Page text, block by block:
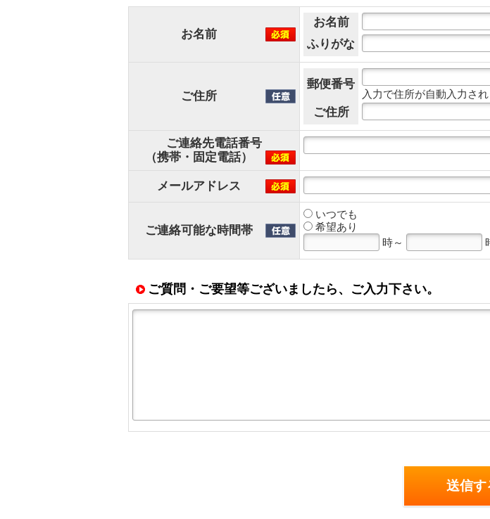
お名前
お名前
ふりがな
ご住所
郵便番号
入力で住所が自動入力さ
ご住所
ご連絡先電話番号
（携帯・固定電話）
メールアドレス
ご連絡可能な時間帯
いつでも
希望あり
時～
ご質問・ご要望等ございましたら、ご入力下さい。